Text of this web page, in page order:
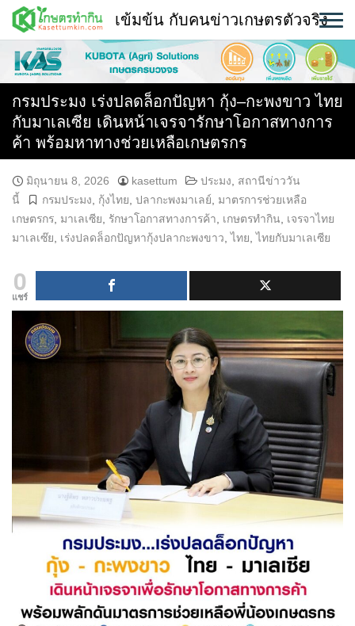
Skip
content
พืช
หน้าแรก
แวดวงเกษตร
สถานีข่าววันนี้
เข้มข้น กับคนข่าวเกษตรตัวจริง
กรมประมง เร่งปลดล็อกปัญหา กุ้ง–กะพงขาว ไทย
กับมาเลเซีย เดินหน้าเจรจารักษาโอกาสทางการ
ค้า พร้อมหาทางช่วยเหลือเกษตรกร
มิถุนายน 8, 2026 kasettum ประมง, สถานีข่าววัน
นี้
กรมประมง, กุ้งไทย, ปลากะพงมาเลย์, มาตรการช่วยเหลือ
เกษตรกร, มาเลเซีย, รักษาโอกาสทางการค้า, เกษตรทำกิน, เจรจาไทย
มาเลเซ๊ย, เร่งปลดล็อกปัญหากุ้งปลากะพงขาว,ไทย,ไทยกับมาเลเซีย
0
แชร์